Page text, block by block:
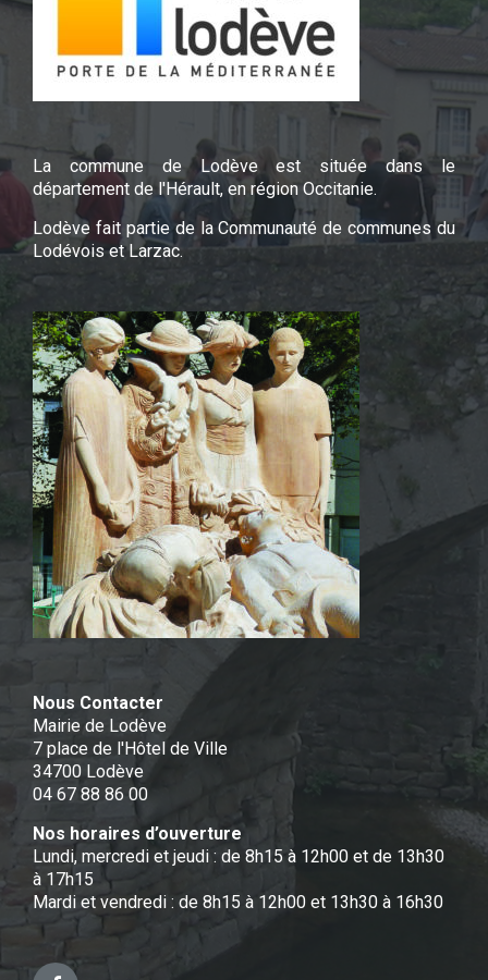
La commune de Lodève est située dans le
département de l'Hérault, en région Occitanie.
Lodève fait partie de la Communauté de communes du
Lodévois et Larzac.
Nous Contacter
Mairie de Lodève
7 place de l'Hôtel de Ville
34700 Lodève
04 67 88 86 00
Nos horaires d’ouverture
Lundi, mercredi et jeudi : de 8h15 à 12h00 et de 13h30
à 17h15
Mardi et vendredi : de 8h15 à 12h00 et 13h30 à 16h30